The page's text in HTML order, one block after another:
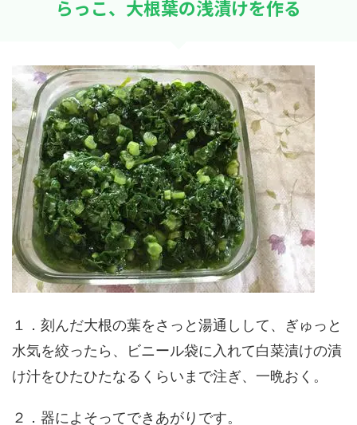
らっこ、大根葉の浅漬けを作る
１．刻んだ大根の葉をさっと湯通しして、ぎゅっと
水気を絞ったら、ビニール袋に入れて白菜漬けの漬
け汁をひたひたなるくらいまで注ぎ、一晩おく。
２．器によそってできあがりです。